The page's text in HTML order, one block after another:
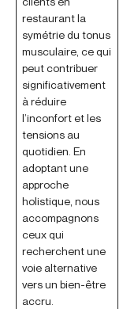
restaurant la
symétrie du tonus
musculaire, ce qui
peut contribuer
significativement
à réduire
l’inconfort et les
tensions au
quotidien. En
adoptant une
approche
holistique, nous
accompagnons
ceux qui
recherchent une
voie alternative
vers un bien-être
accru.